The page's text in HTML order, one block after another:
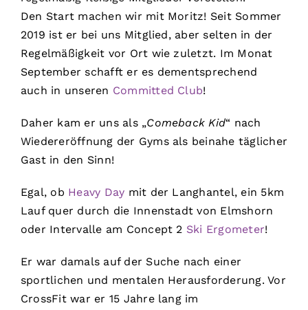
Den Start machen wir mit Moritz! Seit Sommer
2019 ist er bei uns Mitglied, aber selten in der
Regelmäßigkeit vor Ort wie zuletzt. Im Monat
September schafft er es dementsprechend
auch in unseren Committed Club!
Daher kam er uns als „Comeback Kid“ nach
Wiedereröffnung der Gyms als beinahe täglicher
Gast in den Sinn!
Egal, ob Heavy Day mit der Langhantel, ein 5km
Lauf quer durch die Innenstadt von Elmshorn
oder Intervalle am Concept 2 Ski Ergometer!
Er war damals auf der Suche nach einer
sportlichen und mentalen Herausforderung. Vor
CrossFit war er 15 Jahre lang im